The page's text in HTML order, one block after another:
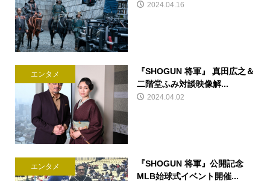
2024.04.16
エンタメ
『SHOGUN 将軍』 真田広之＆
二階堂ふみ対談映像解...
2024.04.02
エンタメ
『SHOGUN 将軍』公開記念
MLB始球式イベント開催...